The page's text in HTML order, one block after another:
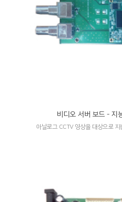
비디오 서버 보드 - 지
아날로그 CCTV 영상을 대상으로